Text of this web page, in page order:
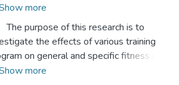
齡為13.8±0.8歲，平均身高
公分，平均體重為52.13±6.66
），分成常規訓練組、常規訓練配合循
訓練組、常規訓練配合速度、敏捷訓練
除了實施軟式網球的常規訓練外，並配
more
purpose of this research is to
the effects of various training
on general and specific fitness in
high school female soft tennis players.
more